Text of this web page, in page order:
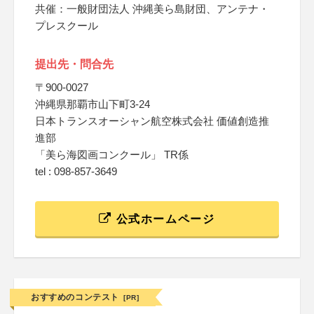
共催：一般財団法人 沖縄美ら島財団、アンテナ・
プレスクール
提出先・問合先
〒900-0027
沖縄県那覇市山下町3-24
日本トランスオーシャン航空株式会社 価値創造推
進部
「美ら海図画コンクール」 TR係
tel : 098-857-3649
公式ホームページ
おすすめのコンテスト [PR]